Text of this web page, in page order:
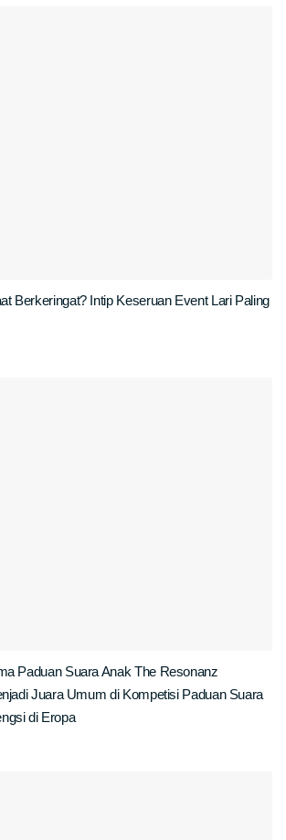
Berkeringat? Intip Keseruan Event Lari Paling
Paduan Suara Anak The Resonanz
Juara Umum di Kompetisi Paduan Suara
di Eropa